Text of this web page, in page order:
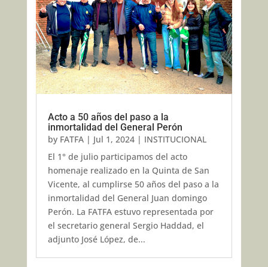
Acto a 50 años del paso a la
inmortalidad del General Perón
by FATFA| Jul 1, 2024| INSTITUCIONAL
El 1° de julio participamos del acto
homenaje realizado en la Quinta de San
Vicente, al cumplirse 50 años del paso a la
inmortalidad del General Juan domingo
Perón. La FATFA estuvo representada por
el secretario general Sergio Haddad, el
adjunto José López, de...